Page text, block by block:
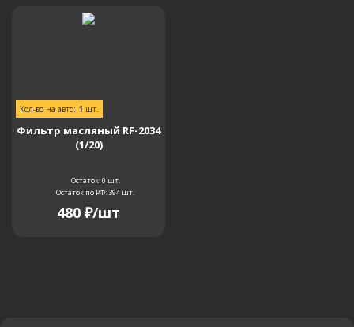
Кол-во на авто: 1 шт.
Фильтр масляный RF-2034
(1/20)
Остаток: 0 шт.
Остаток по РФ: 394 шт.
480 ₽/шт